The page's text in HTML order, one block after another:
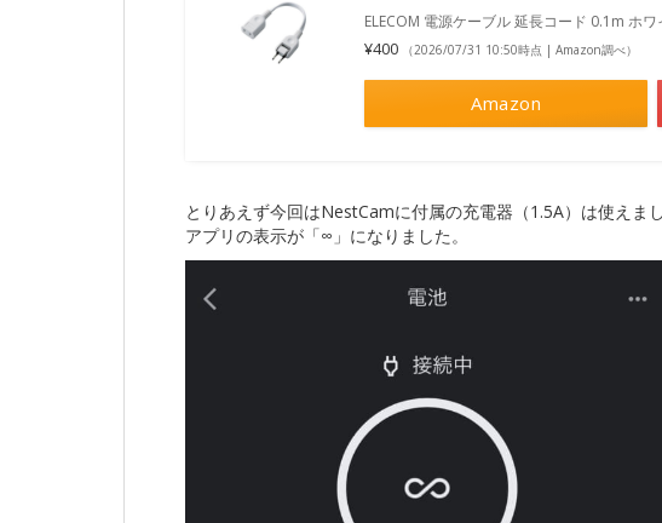
ELECOM 電源ケーブル 延長コード 0.1m ホ
¥400 （2026/07/31 10:50時点 | Amazon調べ）
Amazon
とりあえず今回はNestCamに付属の充電器（1.5A）は使え
アプリの表示が「∞」になりました。